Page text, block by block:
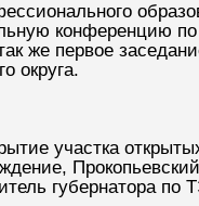
конференцию
же первое
округа.
участка
губернатора